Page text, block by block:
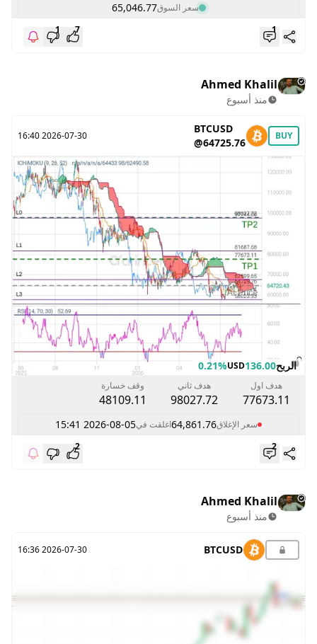
سعر السوق65,046.77
1
7
1
Ahmed Khalil
منذ أسبوع
BUY
BTCUSD
@64725.76
2026-07-30 16:40
الربح136.00
USD
0.21%
هدف اول
77673.11
هدف ثاني
98027.72
وقف خسارة
48109.11
سعر الإغلاق64,861.76اغلقت في2026-08-05 15:41
2
2
Ahmed Khalil
منذ أسبوع
BTCUSD
2026-07-30 16:36